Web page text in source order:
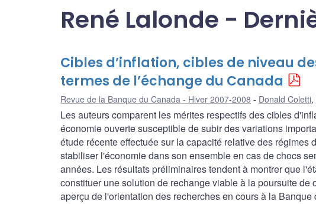
René Lalonde -
Cibles d’inflation, cibles de niveau
termes de l’échange du Canada
Revue de la Banque du Canada - Hiver 2007-2008 Donald Coletti,
Les auteurs comparent les mérites respectifs des cibles
économie ouverte susceptible de subir des variations
étude récente effectuée sur la capacité relative des
stabiliser l'économie dans son ensemble en cas de chocs
années. Les résultats préliminaires tendent à montrer que
constituer une solution de rechange viable à la poursuite
aperçu de l'orientation des recherches en cours à la Banque